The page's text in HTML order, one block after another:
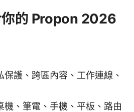
的 Propon 2026
保護、跨區內容、工作連線、
機、筆電、手機、平板、路由